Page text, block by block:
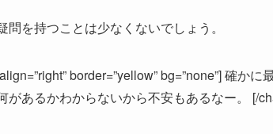
を持つことは少なくないでしょう。
border=”yellow” bg=”none”] 確か
があるかわからないから不安もあるなー。 [/